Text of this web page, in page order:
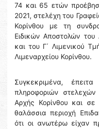
74 και 65 ετών
2021, στελέχη του
Κορίνθου με τη
Ειδικών Αποστολών του
και του Γ΄ Λιμενικού
Λιμεναρχείου Κορίνθου.
Συγκεκριμένα,
πληροφοριών
Αρχής Κορίνθου και σε
θαλάσσια περιοχή
ότι οι ανωτέρω είχαν